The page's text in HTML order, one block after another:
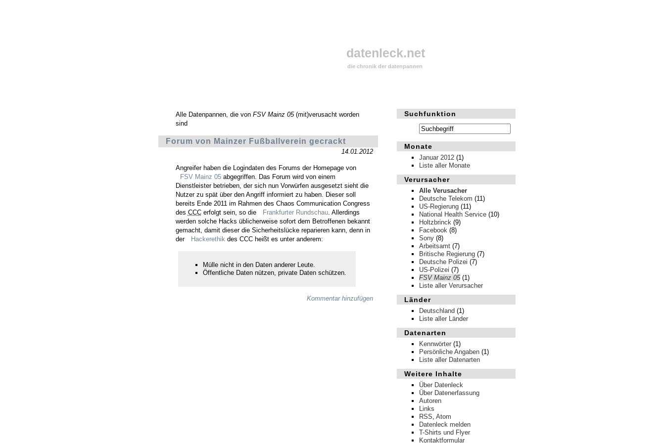
datenleck.net
die chronik der datenpannen
Suchfunktion
Monate
Januar 2012 (1)
Liste aller Monate
Verursacher
Alle Verusacher
Deutsche Telekom (11)
US-Regierung (11)
National Health Service (10)
Holtzbrinck (9)
Facebook (8)
Sony (8)
Arbeitsamt (7)
Britische Regierung (7)
Deutsche Polizei (7)
US-Polizei (7)
FSV Mainz 05(1)
Liste aller Verursacher
Länder
Deutschland (1)
Liste aller Länder
Datenarten
Kennwörter (1)
Persönliche Angaben (1)
Liste aller Datenarten
Weitere Inhalte
Über Datenleck
Über Datenerfassung
Autoren
Links
RSS, Atom
Datenleck melden
T-Shirts und Flyer
Kontaktformular
Alle Datenpannen, die von FSV Mainz 05(mit)verusacht worden
sind
Forum von Mainzer Fußballverein gecrackt
14.01.2012
Angreifer haben die Logindaten des Forums der Homepage von
FSV Mainz 05abgegriffen. Das Forum wird von einem
Dienstleister betrieben, der sich nun Vorwürfen ausgesetzt sieht die
Nutzer zu spät über den Angriff informiert zu haben. Dieser soll
bereits Ende 2011 im Rahmen des Chaos Communication Congress
des CCCerfolgt sein, so die Frankfurter Rundschau. Allerdings
werden solche Hacks üblicherweise sofort dem Betroffenen bekannt
gemacht, damit dieser die Sicherheitslücke reparieren kann, denn in
der
Hackerethik des CCC heißt es unter anderem:
Mülle nicht in den Daten anderer Leute.
Öffentliche Daten nützen, private Daten schützen.
Kommentar hinzufügen